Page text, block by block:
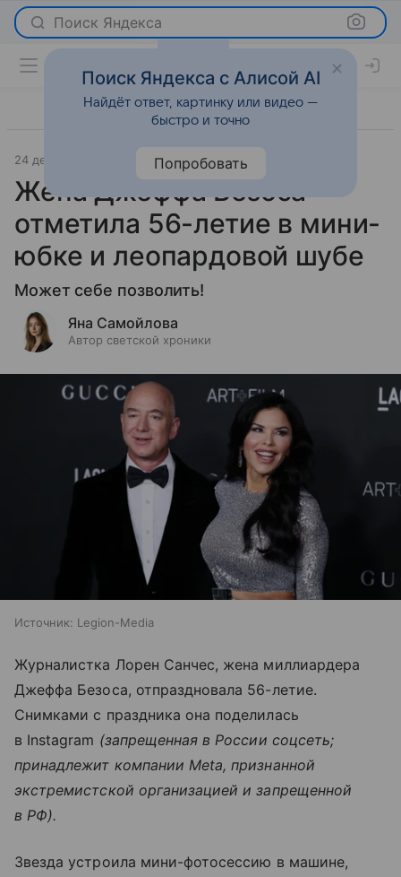
Поиск Яндекса
24 декабря 2025 Леди Mail Светская жизнь
Жена Джеффа Безоса
отметила 56-летие в мини-
юбке и леопардовой шубе
Может себе позволить!
Яна Самойлова
Автор светской хроники
Источник: Legion-Media
Журналистка Лорен Санчес, жена миллиардера
Джеффа Безоса, отпраздновала 56-летие.
Снимками с праздника она поделилась
в Instagram (запрещенная в России соцсеть;
принадлежит компании Meta, признанной
экстремистской организацией и запрещенной
в РФ).
Звезда устроила мини-фотосессию в машине,
Поиск Яндекса с Алисой AI
Найдёт ответ, картинку или видео —
быстро и точно
Попробовать